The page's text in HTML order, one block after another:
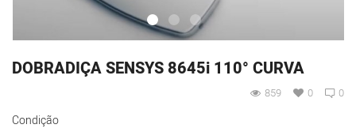
DOBRADIÇA SENSYS 8645i 110° CURVA
0
0
859
Condição